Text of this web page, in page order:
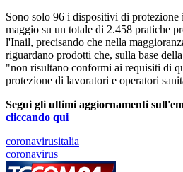
Sono solo 96 i dispositivi di
maggio su un totale di 2.458 pratiche
l'Inail, precisando che nella
riguardano prodotti che, sulla base
"non risultano conformi ai requisiti di
protezione di lavoratori e operatori
Segui gli ultimi aggiornamenti
cliccando qui
coronavirusitalia
coronavirus